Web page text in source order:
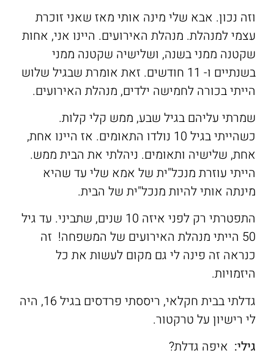
וזה נכון. אבא שלי מינה אותי מאז שאני זוכרת
עצמי למנהלת. מנהלת האירועים. היינו אני, אחות
שקטנה ממני בשנה, ושלישיה שקטנה ממני
בשנתיים ו- 11 חודשים. זאת אומרת שבגיל שלוש
הייתי בכורה לחמישה ילדים, מנהלת האירועים.
שמרתי עליהם בגיל שבע, ממש קלי קלות.
כשהייתי בגיל 10 נולדו התאומים. אז היינו אחת,
אחת, שלישיה ותאומים. ניהלתי את הבית ממש.
הייתי עוזרת מנכל"ית של אמא שלי עד שהיא
מינתה אותי להיות מנכל"ית של הבית.
התפטרתי רק לפני איזה 10 שנים, שתביני. עד גיל
50 הייתי מנהלת האירועים של המשפחה! זה
כנראה זה פינה לי גם מקום לעשות את כל
היזמויות.
גדלתי בבית חקלאי, ריססתי פרדסים בגיל 16, היה
לי רישיון על טרקטור.
גילי: איפה גדלת?